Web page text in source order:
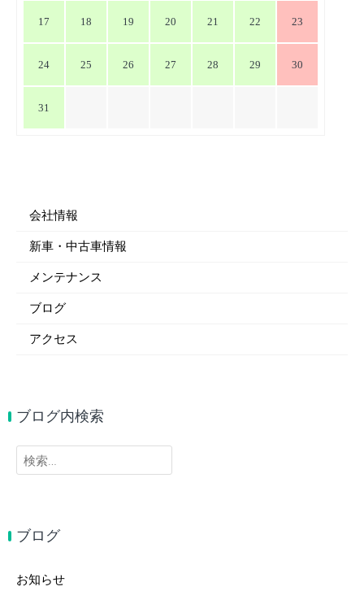
17 18 19 20 21 22 23
24 25 26 27 28 29 30
31
会社情報
新車・中古車情報
メンテナンス
ブログ
アクセス
ブログ内検索
検
索:
ブログ
お知らせ